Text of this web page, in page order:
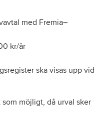
med Fremia–
kr/år
ska visas upp vid
möjligt, då urval sker